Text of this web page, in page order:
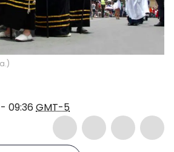
)
09:36 GMT-5